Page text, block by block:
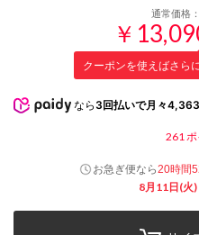
通常価格
￥
クーポンを使えばさら
なら 3回払いで月々
261
お急ぎ便なら20時間
8月11日(火)